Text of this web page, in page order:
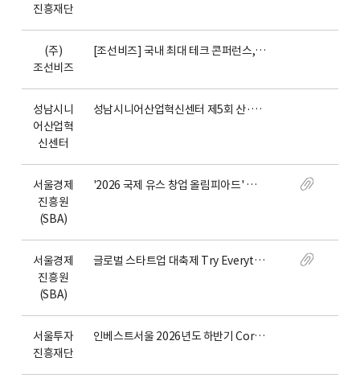
진흥재단
(주)
조선비즈
[조선비즈] 국내 최대 테크 콘퍼런스, '스마트클라우드쇼 2026' 개최 안내
성남시니
어산업혁
신센터
성남시니어산업혁신센터 제5회 산·학·연·관 네트워크 포럼
서울경제
진흥원
(SBA)
'2026 국제 유스 창업 올림피아드' 모집 안내
서울경제
진흥원
(SBA)
글로벌 스타트업 대축제 Try Everything 행사 안내
서울투자
진흥재단
인베스트서울 2026년도 하반기 Core기업 모집 안내